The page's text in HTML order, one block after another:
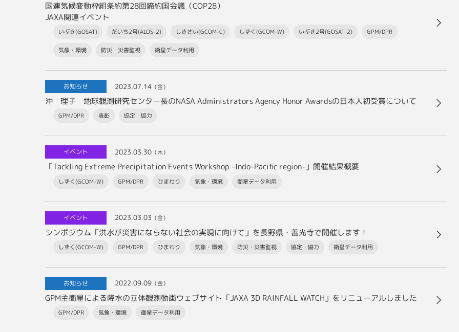
国連気候変動枠組条約第28回締約国会議（COP28）
JAXA関連イベント
いぶき(GOSAT) だいち2号(ALOS-2) しきさい(GCOM-C) しずく(GCOM-W) いぶき2号(GOSAT-2) GPM/DPR
気象・環境 防災・災害監視 衛星データ利用
お知らせ 2023.07.14 （金）
沖 理子 地球観測研究センター長のNASA Administrators Agency Honor Awardsの日本人初受賞について
GPM/DPR 表彰 協定・協力
イベント 2023.03.30 （木）
「Tackling Extreme Precipitation Events Workshop -Indo-Pacific region-」開催結果概要
しずく(GCOM-W) GPM/DPR ひまわり 気象・環境 衛星データ利用
イベント 2023.03.03 （金）
シンポジウム「洪水が災害にならない社会の実現に向けて」を長野県・善光寺で開催します！
しずく(GCOM-W) GPM/DPR ひまわり 気象・環境 防災・災害監視 協定・協力 衛星データ利用
お知らせ 2022.09.09 （金）
GPM主衛星による降水の立体観測動画ウェブサイト「JAXA 3D RAINFALL WATCH」をリニューアルしました
GPM/DPR 気象・環境 衛星データ利用